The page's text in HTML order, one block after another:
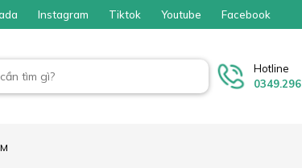
Instagram Tiktok Youtube Facebook
Hotline